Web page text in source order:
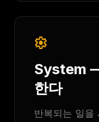
settings
System
한다
반복되는 일을